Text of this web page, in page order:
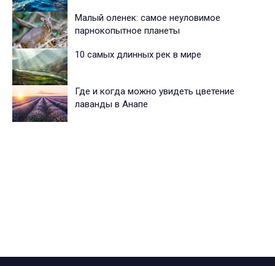
Малый оленек: самое неуловимое
парнокопытное планеты
10 самых длинных рек в мире
Где и когда можно увидеть цветение
лаванды в Анапе